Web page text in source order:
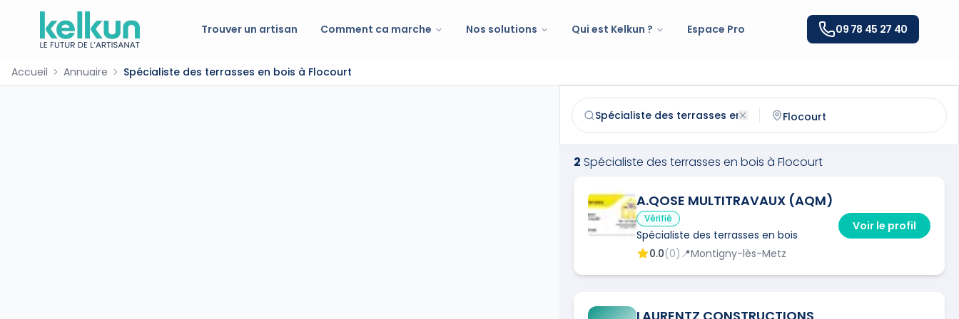
Trouver un artisan Comment ca marche Nos solutions Qui est Kelkun ? Espace Pro 09 78 45 27 40
Accueil Annuaire Spécialiste des terrasses en bois à Flocourt
Trouvez et contactez unspécialiste des terrasses en bois
2 Spécialiste des terrasses en bois à Flocourt
A.QOSE MULTITRAVAUX (AQM)
Vérifié
Spécialiste des terrasses en bois
0.0(0) 📍Montigny-lès-Metz
Voir le profil